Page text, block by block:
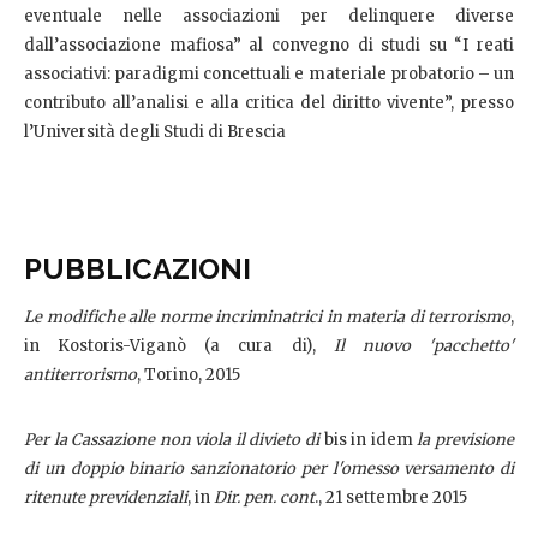
eventuale nelle associazioni per delinquere diverse
dall’associazione mafiosa” al convegno di studi su “I reati
associativi: paradigmi concettuali e materiale probatorio – un
contributo all’analisi e alla critica del diritto vivente”, presso
l’Università degli Studi di Brescia
PUBBLICAZIONI
Le modifiche alle norme incriminatrici in materia di terrorismo,
in Kostoris-Viganò (a cura di), Il nuovo 'pacchetto'
antiterrorismo, Torino, 2015
Per la Cassazione non viola il divieto dibis in idemla previsione
di un doppio binario sanzionatorio per l'omesso versamento di
ritenute previdenziali, inDir. pen. cont., 21 settembre 2015